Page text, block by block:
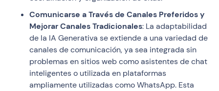
Comunicarse a Través de Canales Preferidos y
Mejorar Canales Tradicionales: La adaptabilidad
de la IA Generativa se extiende a una variedad de
canales de comunicación, ya sea integrada sin
problemas en sitios web como asistentes de chat
inteligentes o utilizada en plataformas
ampliamente utilizadas como WhatsApp. Esta